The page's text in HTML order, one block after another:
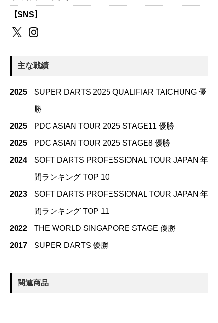
【SNS】
主な戦績
2025 SUPER DARTS 2025 QUALIFIAR TAICHUNG 優
勝
2025 PDC ASIAN TOUR 2025 STAGE11 優勝
2025 PDC ASIAN TOUR 2025 STAGE8 優勝
2024 SOFT DARTS PROFESSIONAL TOUR JAPAN 年
間ランキング TOP 10
2023 SOFT DARTS PROFESSIONAL TOUR JAPAN 年
間ランキング TOP 11
2022 THE WORLD SINGAPORE STAGE 優勝
2017 SUPER DARTS 優勝
関連商品